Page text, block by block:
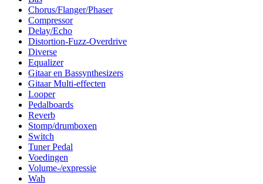
Chorus/Flanger/Phaser
Compressor
Delay/Echo
Distortion-Fuzz-Overdrive
Diverse
Equalizer
Gitaar en Bassynthesizers
Gitaar Multi-effecten
Looper
Pedalboards
Reverb
Stomp/drumboxen
Switch
Tuner Pedal
Voedingen
Volume-/expressie
Wah